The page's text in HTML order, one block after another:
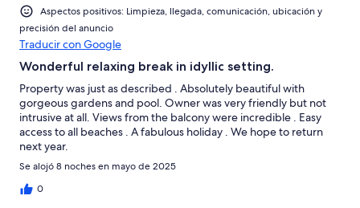
Aspectos positivos: Limpieza, llegada, comunicación, ubicación y
precisión del anuncio
Traducir con Google
Wonderful relaxing break in idyllic setting.
Property was just as described . Absolutely beautiful with
gorgeous gardens and pool. Owner was very friendly but not
intrusive at all. Views from the balcony were incredible . Easy
access to all beaches . A fabulous holiday . We hope to return
next year.
Se alojó 8 noches en mayo de 2025
0